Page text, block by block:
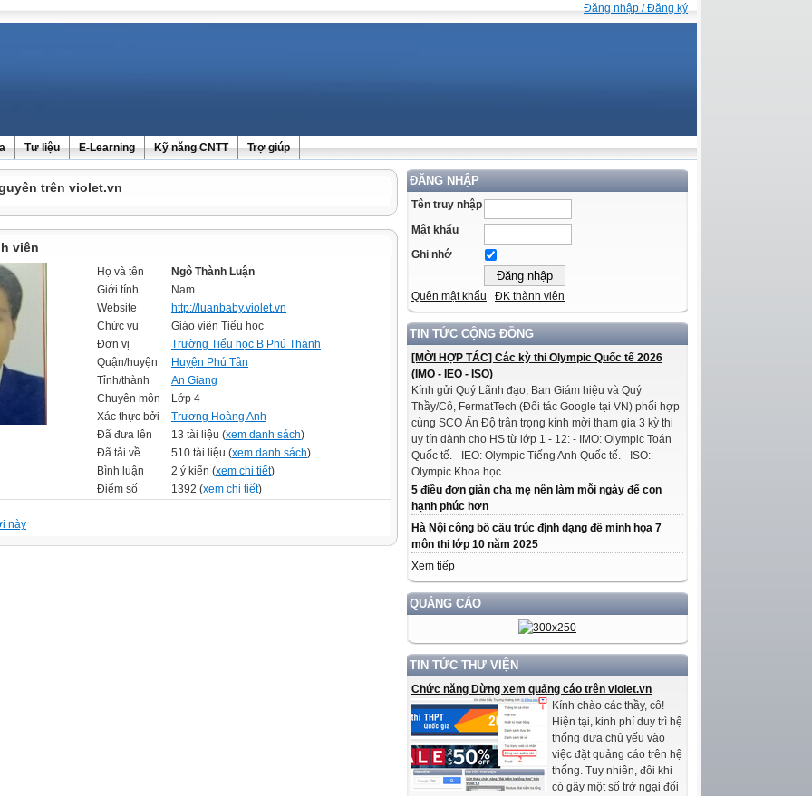
Đăng nhập / Đăng ký
Tư liệu E-Learning Kỹ năng CNTT Trợ giúp
ĐĂNG NHẬP
Tên truy nhập
Mật khẩu
Ghi nhớ
Quên mật khẩu ĐK thành viên
TIN TỨC CỘNG ĐỒNG
[MỜI HỢP TÁC] Các kỳ thi Olympic Quốc tế 2026
(IMO - IEO - ISO)
Kính gửi Quý Lãnh đạo, Ban Giám hiệu và Quý
Thầy/Cô, FermatTech (Đối tác Google tại VN) phối hợp
cùng SCO Ấn Độ trân trọng kính mời tham gia 3 kỳ thi
uy tín dành cho HS từ lớp 1 - 12: - IMO: Olympic Toán
Quốc tế. - IEO: Olympic Tiếng Anh Quốc tế. - ISO:
Olympic Khoa học...
5 điều đơn giản cha mẹ nên làm mỗi ngày để con
hạnh phúc hơn
Hà Nội công bố cấu trúc định dạng đề minh họa 7
môn thi lớp 10 năm 2025
Xem tiếp
QUẢNG CÁO
TIN TỨC THƯ VIỆN
Chức năng Dừng xem quảng cáo trên violet.vn
Kính chào các thầy, cô!
Hiện tại, kinh phí duy trì hệ
thống dựa chủ yếu vào
việc đặt quảng cáo trên hệ
thống. Tuy nhiên, đôi khi
có gây một số trở ngại đối
trên violet.vn
viên
Họ và tên
Ngô Thành Luận
Giới tính
Nam
Website
http://luanbaby.violet.vn
Chức vụ
Giáo viên Tiểu học
Đơn vị
Trường Tiểu học B Phú Thành
Quận/huyện
Huyện Phú Tân
Tỉnh/thành
An Giang
Chuyên môn
Lớp 4
Xác thực bởi
Trương Hoàng Anh
Đã đưa lên
13 tài liệu (xem danh sách)
Đã tải về
510 tài liệu (xem danh sách)
Bình luận
2 ý kiến (xem chi tiết)
Điểm số
1392 (xem chi tiết)
này